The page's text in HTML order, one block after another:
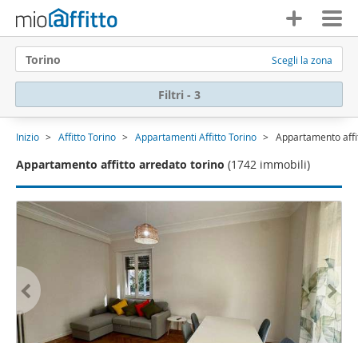
Torino Scegli la zona
Filtri - 3
Inizio Affitto Torino Appartamenti Affitto Torino Appartamento
Appartamento affitto arredato torino (1742 immobili)